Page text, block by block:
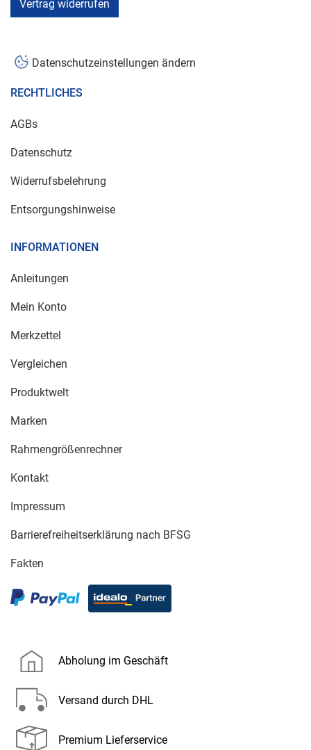
Vertrag widerrufen
Datenschutzeinstellungen ändern
RECHTLICHES
AGBs
Datenschutz
Widerrufsbelehrung
Entsorgungshinweise
INFORMATIONEN
Anleitungen
Mein Konto
Merkzettel
Vergleichen
Produktwelt
Marken
Rahmengrößenrechner
Kontakt
Impressum
Barrierefreiheitserklärung nach BFSG
Fakten
Abholung im Geschäft
Versand durch DHL
Premium Lieferservice